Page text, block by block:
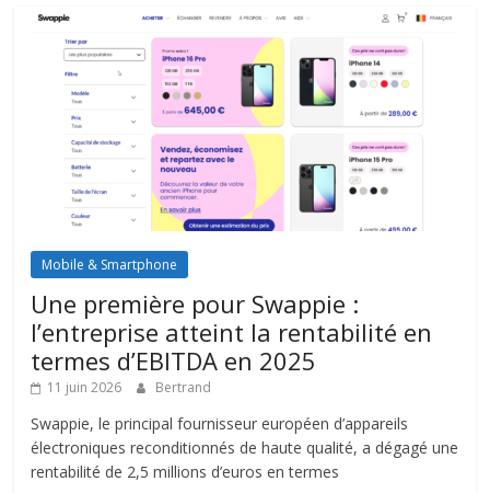
Mobile & Smartphone
Une première pour Swappie :
l’entreprise atteint la rentabilité en
termes d’EBITDA en 2025
11 juin 2026 Bertrand
Swappie, le principal fournisseur européen d’appareils
électroniques reconditionnés de haute qualité, a dégagé une
rentabilité de 2,5 millions d’euros en termes